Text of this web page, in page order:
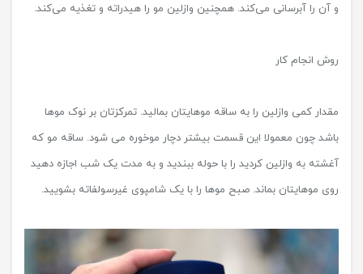
و آن را آبرسانی می‌کند. همچنین وازلین مو را هیدراته و تغذیه می‌کند.
روش انجام کار
مقدار کمی وازلین را به ساقه موهایتان بمالید. تمرکزتان بر نوک موها
باشد چون معمولا این قسمت بیشتر دچار موخوره می شود. ساقه مو که
آغشته به وازلین کردید را با حوله ببندید و به مدت یک شب اجازه دهید
روی موهایتان بماند. صبح موها را با یک شامپوی غیرسولفاته بشویید.